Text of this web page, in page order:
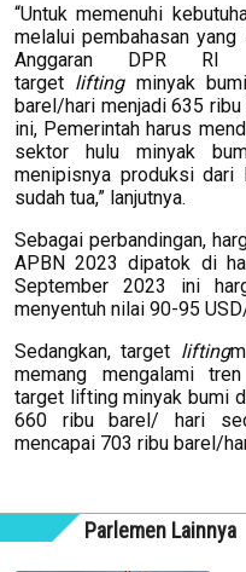
“Untuk memenuhi
melalui pembahasan
Anggaran DPR RI
target liftingminyak
barel/hari menjadi 635
ini, Pemerintah harus
sektor hulu minyak
menipisnya produksi dari
sudah tua,” lanjutnya.
Sebagai perbandingan,
APBN 2023 dipatok di
September 2023 ini
menyentuh nilai 90-95
Sedangkan, target lifting
memang mengalami
target lifting minyak bumi
660 ribu barel/ hari
mencapai 703 ribu barel/
Parlemen Lainnya